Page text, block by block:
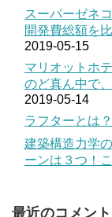
スーパーゼネ
開発費総額を
2019-05-15
マリオットホ
のど真ん中で
2019-05-14
ラフターとは
建築構造力学
ーンは３つ！
最近のコメント